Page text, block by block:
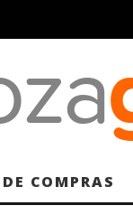
DE COMPRAS